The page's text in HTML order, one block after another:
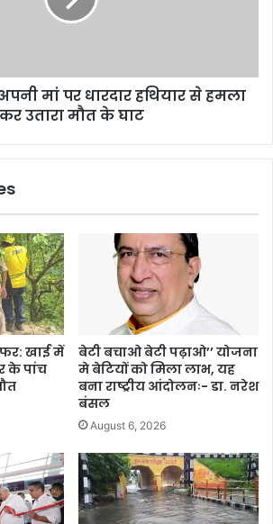
मां पर धारदार हथियार से हमला
कर उतारा मौत के घाट
खाई में
के पांच
बेटी बचाओ बेटी पढ़ाओ’’ योजना
मे बेटियों को मिला लाभ, यह
बना राष्ट्रीय आंदोलनः- डा. नरेश
बंसल
August 6, 2026